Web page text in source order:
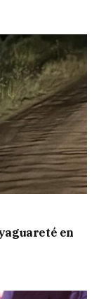
en